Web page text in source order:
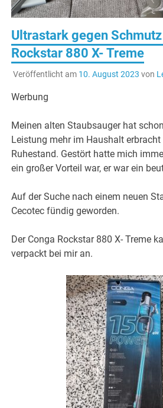
Ultrastark gegen
Rockstar 880 X- Treme
Veröffentlicht am 10. August 2023 von
Werbung
Meinen alten Staubsauger hat
Leistung mehr im Haushalt
Ruhestand. Gestört hatte mich
ein großer Vorteil war, er war ein
Auf der Suche nach einem neuen
Cecotec fündig geworden.
Der Conga Rockstar 880 X- Treme
verpackt bei mir an.